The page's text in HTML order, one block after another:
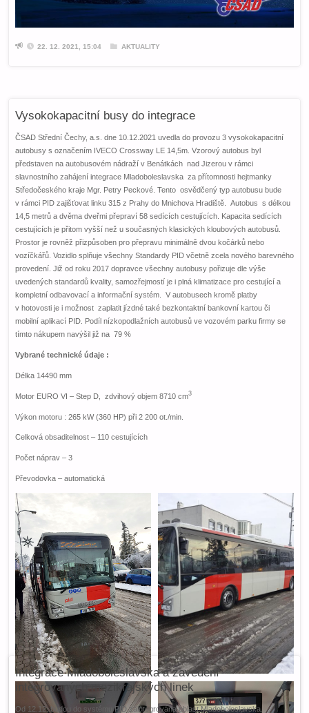
22. 12. 2021, 15:04 AKTUALITY
Vysokokapacitní busy do integrace
ČSAD Střední Čechy, a.s. dne 10.12.2021 uvedla do provozu 3 vysokokapacitní
autobusy s označením IVECO Crossway LE 14,5m. Vzorový autobus byl
představen na autobusovém nádraží v Benátkách nad Jizerou v rámci
slavnostního zahájení integrace Mladoboleslavska za přítomnosti hejtmanky
Středočeského kraje Mgr. Petry Peckové. Tento osvědčený typ autobusu bude
v rámci PID zajišťovat linku 315 z Prahy do Mnichova Hradiště. Autobus s délkou
14,5 metrů a dvěma dveřmi přepraví 58 sedících cestujících. Kapacita sedících
cestujících je přitom vyšší než u současných klasických kloubových autobusů.
Prostor je rovněž přizpůsoben pro přepravu minimálně dvou kočárků nebo
vozíčkářů. Vozidlo splňuje všechny Standardy PID včetně zcela nového barevného
provedení. Již od roku 2017 dopravce všechny autobusy pořizuje dle výše
uvedených standardů kvality, samozřejmostí je i plná klimatizace pro cestující a
kompletní odbavovací a informační systém. V autobusech kromě platby
v hotovosti je i možnost zaplatit jízdné také bezkontaktní bankovní kartou či
mobilní aplikací PID. Podíl nízkopodlažních autobusů ve vozovém parku firmy se
tímto nákupem navýšil již na 79 %
Vybrané technické údaje :
Délka 14490 mm
Motor EURO VI – Step D, zdvihový objem 8710 cm3
Výkon motoru : 265 kW (360 HP) při 2 200 ot./min.
Celková obsaditelnost – 110 cestujících
Počet náprav – 3
Převodovka – automatická
Integrace Mladoboleslavska a zavedení
integrovaných mezikrajských linek
Od 12.12. budou do systému PID zaintegrována oblast Mladoboleslavska.